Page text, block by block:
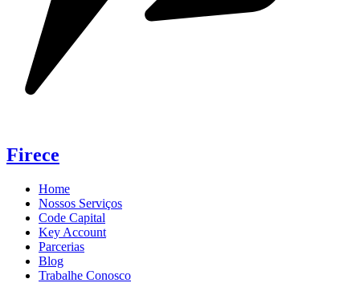
Firece
Home
Nossos Serviços
Code Capital
Key Account
Parcerias
Blog
Trabalhe Conosco